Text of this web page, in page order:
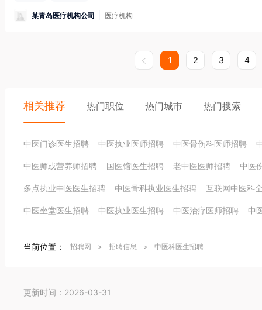
某青岛医疗机构公司 医疗机构
1 2 3 4
相关推荐 热门职位 热门城市 热门搜索
中医门诊医生招聘 中医执业医师招聘 中医骨伤科医师招聘
中医师或营养师招聘 国医馆医生招聘 老中医医师招聘 中医
多点执业中医医生招聘 中医骨科执业医生招聘 互联网中医科
中医坐堂医生招聘 中医执业医生招聘 中医治疗医师招聘 中
当前位置： 招聘网 > 招聘信息 > 中医科医生招聘
更新时间：2026-03-31